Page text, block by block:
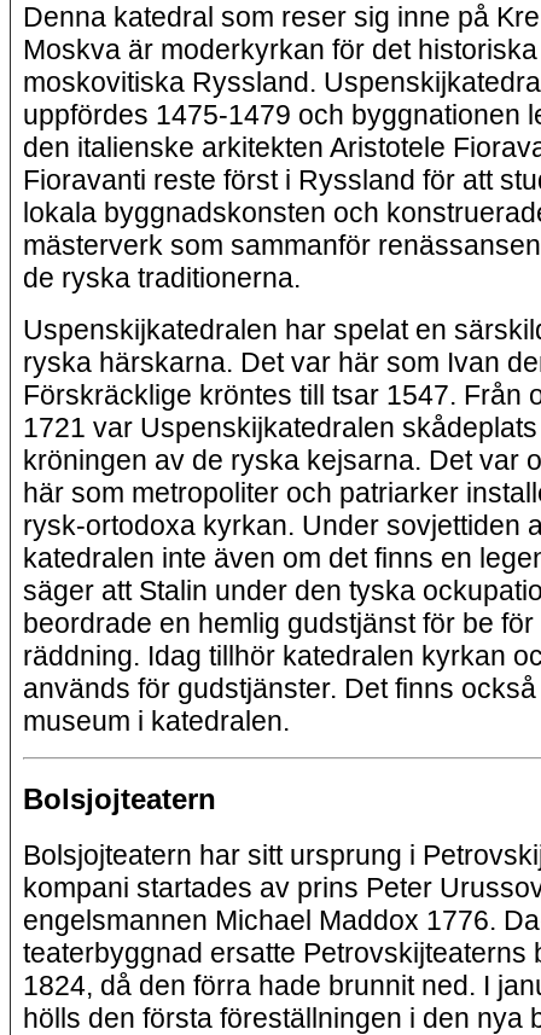
Denna katedral som reser sig inne på
Moskva är moderkyrkan för det historiska
moskovitiska Ryssland.
uppfördes 1475-1479 och byggnationen
den italienske arkitekten Aristotele
Fioravanti reste först i Ryssland för att
lokala byggnadskonsten och
mästerverk som sammanför
de ryska traditionerna.
Uspenskijkatedralen har spelat en
ryska härskarna. Det var här som Ivan
Förskräcklige kröntes till tsar 1547. Från
1721 var Uspenskijkatedralen
kröningen av de ryska kejsarna. Det var
här som metropoliter och patriarker
rysk-ortodoxa kyrkan. Under sovjettiden
katedralen inte även om det finns en
säger att Stalin under den tyska
beordrade en hemlig gudstjänst för be
räddning. Idag tillhör katedralen kyrkan
används för gudstjänster. Det finns
museum i katedralen.
Bolsjojteatern
Bolsjojteatern har sitt ursprung i
kompani startades av prins Peter
engelsmannen Michael Maddox 1776.
teaterbyggnad ersatte Petrovskijteaterns
1824, då den förra hade brunnit ned. I
hölls den första föreställningen i den nya